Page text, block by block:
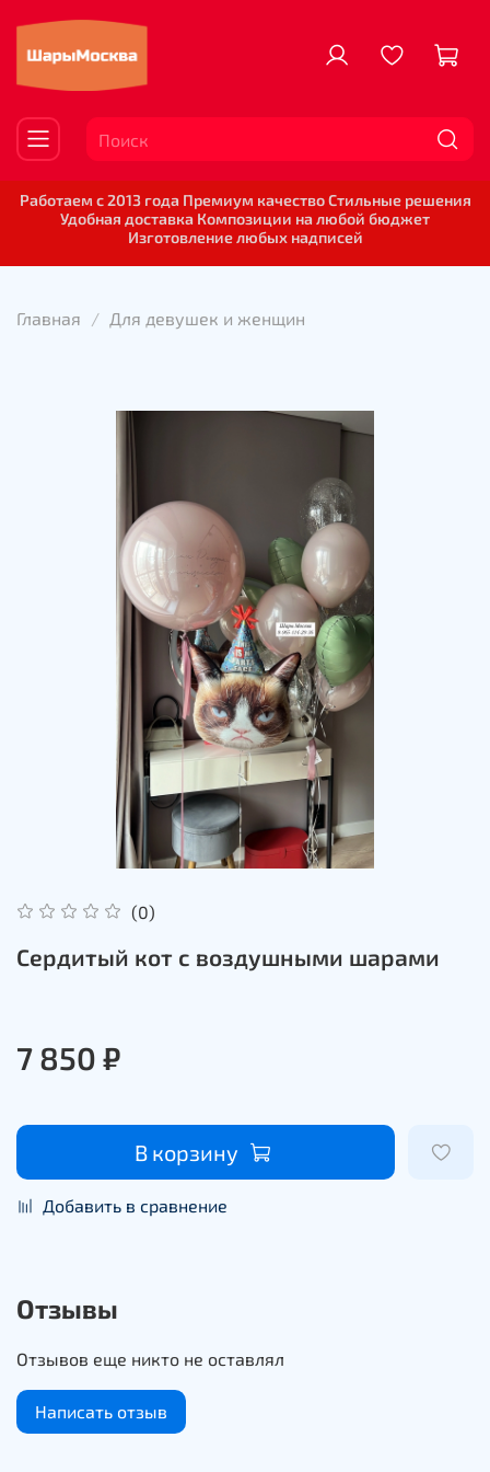
Работаем с 2013 года Премиум качество Стильные решения
Удобная доставка Композиции на любой бюджет
Изготовление любых надписей
Главная Для девушек и женщин
(0)
Сердитый кот с воздушными шарами
7 850 ₽
В корзину
Добавить в сравнение
Отзывы
Отзывов еще никто не оставлял
Написать отзыв